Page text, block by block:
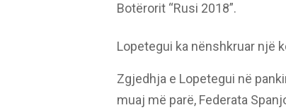
Botërorit “Rusi 2018”.
Lopetegui ka nënshkruar një
Zgjedhja e Lopetegui në
muaj më parë, Federata